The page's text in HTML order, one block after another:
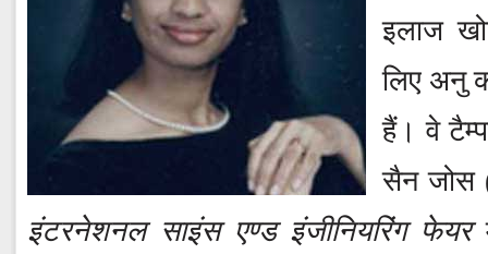
इलाज
लिए अनु
हैं। वे
सैन जोस
इंटरनेशनल साइंस एण्ड इंजीनियरिंग फेयर